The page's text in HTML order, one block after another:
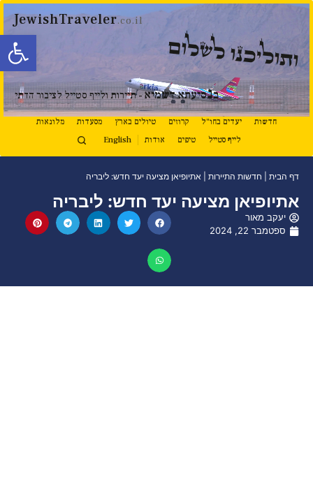
פתח
JewishTraveler.co.il
ותוליכנו לשלום
בנסיעתא דשמיא - תיירות ולייף סטייל לציבור הדתי
חדשות יעדים בחו"ל קרוזים טיולים בארץ מסעדות
מלונאות
לייף סטייל
טיפים אודות English
דף הבית חדשות התיירות אתיופיאן מציעה יעד חדש: ליבריה
אתיופיאן מציעה יעד חדש: ליבריה
יעקב מאור
ספטמבר 22, 2024